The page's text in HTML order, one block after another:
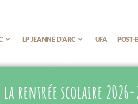
LP JEANNE D’ARC UFA POST-
rentrée scolaire 2026-